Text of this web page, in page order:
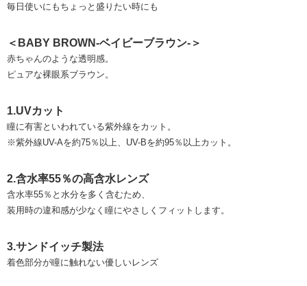
毎日使いにもちょっと盛りたい時にも
＜BABY BROWN-ベイビーブラウン-＞
赤ちゃんのような透明感。
ピュアな裸眼系ブラウン。
1.UVカット
瞳に有害といわれている紫外線をカット。
※紫外線UV-Aを約75％以上、UV-Bを約95％以上カット。
2.含水率55％の高含水レンズ
含水率55％と水分を多く含むため、
装用時の違和感が少なく瞳にやさしくフィットします。
3.サンドイッチ製法
着色部分が瞳に触れない優しいレンズ